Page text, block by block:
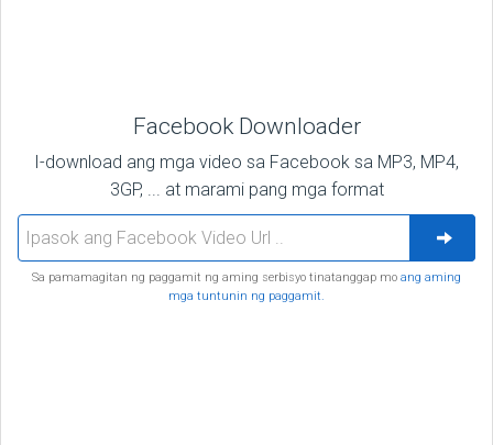
Facebook Downloader
I-download ang mga video sa Facebook sa MP3, MP4,
3GP, ... at marami pang mga format
Sa pamamagitan ng paggamit ng aming serbisyo tinatanggap mo ang aming
mga tuntunin ng paggamit.